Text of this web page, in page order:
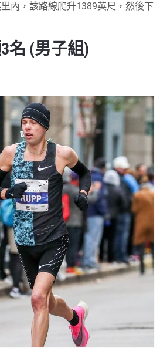
內，該路線爬升1389英尺，然後下
名 (男子組)